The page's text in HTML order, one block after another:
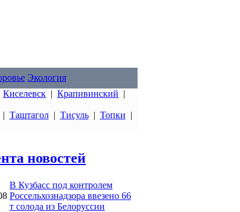
Экология
Киселевск | Крапивинский |
| Таштагол| Тисуль| Топки |
новостей
В Кузбасс под контролем
Россельхознадзора ввезено 66
т солода из Белоруссии